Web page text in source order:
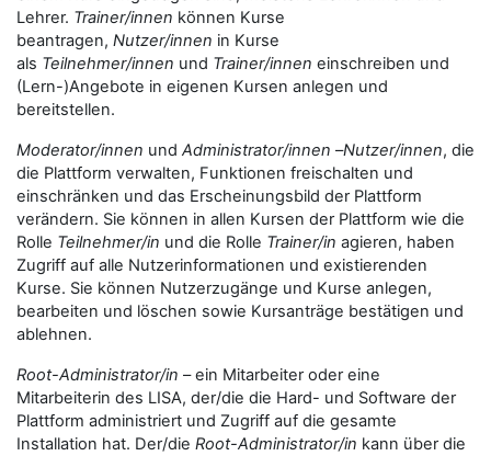
Lehrer. Trainer/innen können Kurse
beantragen, Nutzer/innen in Kurse
als Teilnehmer/innen und Trainer/innen einschreiben und
(Lern-)Angebote in eigenen Kursen anlegen und
bereitstellen.
Moderator/innen und Administrator/innen –Nutzer/innen, die
die Plattform verwalten, Funktionen freischalten und
einschränken und das Erscheinungsbild der Plattform
verändern. Sie können in allen Kursen der Plattform wie die
Rolle Teilnehmer/in und die Rolle Trainer/in agieren, haben
Zugriff auf alle Nutzerinformationen und existierenden
Kurse. Sie können Nutzerzugänge und Kurse anlegen,
bearbeiten und löschen sowie Kursanträge bestätigen und
ablehnen.
Root-Administrator/in – ein Mitarbeiter oder eine
Mitarbeiterin des LISA, der/die die Hard- und Software der
Plattform administriert und Zugriff auf die gesamte
Installation hat. Der/die Root-Administrator/in kann über die